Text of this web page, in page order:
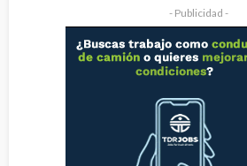
- Publicidad -